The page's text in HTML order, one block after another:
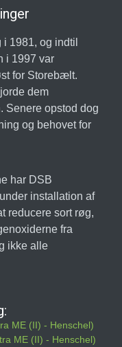
1981, og indtil
i 1997 var
for Storebælt.
dem
Senere opstod dog
og behovet for
har DSB
installation af
reducere sort røg,
fra
ikke alle
ME (II) - Henschel)
ME (II) - Henschel)